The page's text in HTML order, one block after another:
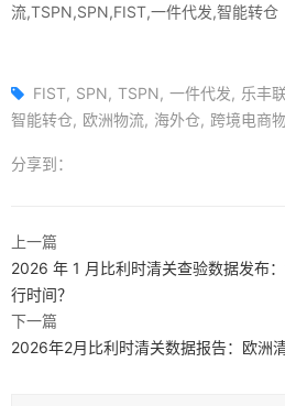
流,TSPN,SPN,FIST,一件代发,智能转仓
FIST SPN TSPN 一件代发 乐丰
智能转仓 欧洲物流 海外仓 跨境电商
分享到：
上一篇
2026 年 1 月比利时清关查验数据发布
行时间？
下一篇
2026年2月比利时清关数据报告：欧洲